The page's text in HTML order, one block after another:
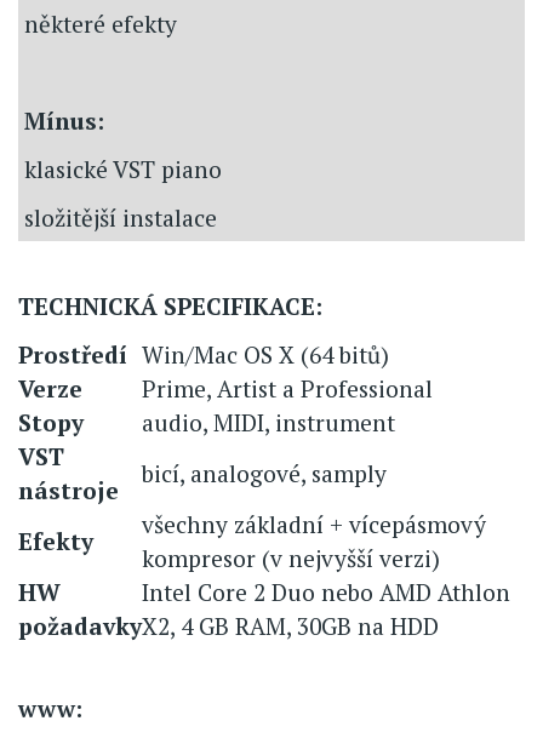
některé efekty
Mínus:
klasické VST piano
složitější instalace
TECHNICKÁ SPECIFIKACE:
Prostředí Win/Mac OS X (64 bitů)
Verze
Prime, Artist a Professional
Stopy
audio, MIDI, instrument
VST
nástroje
bicí, analogové, samply
Efekty
všechny základní + vícepásmový
kompresor (v nejvyšší verzi)
HW
požadavky
Intel Core 2 Duo nebo AMD ​​Athlon
X2, 4 GB RAM, 30GB na HDD
www: